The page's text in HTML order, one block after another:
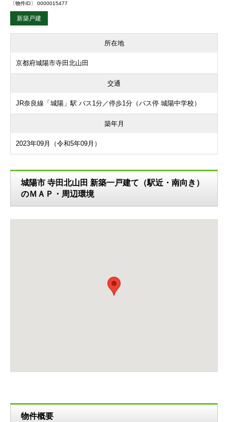
〔物件ID〕 0000015477
新築戸建
所在地
京都府城陽市寺田北山田
交通
JR奈良線「城陽」駅 バス1分／停歩1分（バス停 城陽中学校）
築年月
2023年09月（令和5年09月）
城陽市 寺田北山田 新築一戸建て（駅近・南向き）
のＭＡＰ・周辺環境
物件概要